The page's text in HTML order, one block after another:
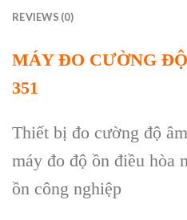
REVIEWS (0)
MÁY ĐO CƯỜNG
351
Thiết bị đo cường độ
máy đo độ ồn điều hòa
ồn công nghiệp